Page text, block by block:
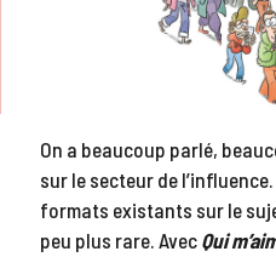
On a beaucoup parlé,
sur le secteur de
formats existants sur le
peu plus rare. Avec Qui